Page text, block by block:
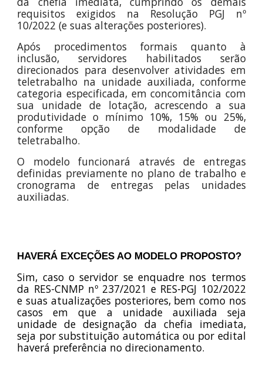
requisitos exigidos na Resolução PGJ nº
10/2022 (e suas alterações posteriores).
Após procedimentos formais quanto à
inclusão, servidores habilitados serão
direcionados para desenvolver atividades em
teletrabalho na unidade auxiliada, conforme
categoria especificada, em concomitância com
sua unidade de lotação, acrescendo a sua
produtividade o mínimo 10%, 15% ou 25%,
conforme opção de modalidade de
teletrabalho.
O modelo funcionará através de entregas
definidas previamente no plano de trabalho e
cronograma de entregas pelas unidades
auxiliadas.
HAVERÁ EXCEÇÕES AO MODELO PROPOSTO?
Sim, caso o servidor se enquadre nos termos
da RES-CNMP nº 237/2021 e RES-PGJ 102/2022
e suas atualizações posteriores, bem como nos
casos em que a unidade auxiliada seja
unidade de designação da chefia imediata,
seja por substituição automática ou por edital
haverá preferência no direcionamento.